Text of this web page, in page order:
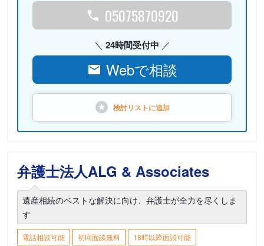
05075870920
24時間受付中
Webで相談
検討リストに追加
弁護士法人ALG & Associates
遺産相続のベストな解決に向け、弁護士が全力を尽くしま
す
電話相談可能 初回面談無料 18時以降面談可能